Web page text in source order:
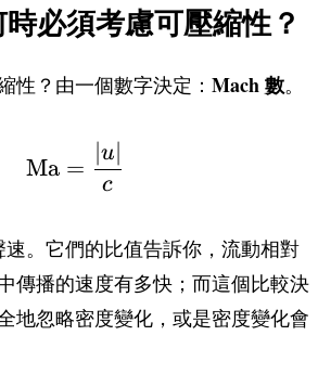
必須考慮可壓縮性？
性？由一個數字決定： Mach 數。
\text{Ma} =
Ma =
c
∣u∣
速。它們的比值告訴你，流動相對
傳播的速度有多快；而這個比較決
地忽略密度變化，或是密度變化會